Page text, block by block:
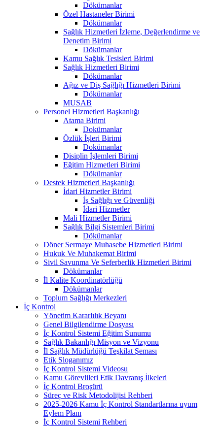
Dökümanlar
Özel Hastaneler Birimi
Dökümanlar
Sağlık Hizmetleri İzleme, Değerlendirme ve
Denetim Birimi
Dökümanlar
Kamu Sağlık Tesisleri Birimi
Sağlık Hizmetleri Birimi
Dökümanlar
Ağız ve Diş Sağlığı Hizmetleri Birimi
Dökümanlar
MUSAB
Personel Hizmetleri Başkanlığı
Atama Birimi
Dokümanlar
Özlük İşleri Birimi
Dokümanlar
Disiplin İşlemleri Birimi
Eğitim Hizmetleri Birimi
Dökümanlar
Destek Hizmetleri Başkanlığı
İdari Hizmetler Birimi
İş Sağlığı ve Güvenliği
İdari Hizmetler
Mali Hizmetler Birimi
Sağlık Bilgi Sistemleri Birimi
Dökümanlar
Döner Sermaye Muhasebe Hizmetleri Birimi
Hukuk Ve Muhakemat Birimi
Sivil Savunma Ve Seferberlik Hizmetleri Birimi
Dökümanlar
İl Kalite Koordinatörlüğü
Dökümanlar
Toplum Sağlığı Merkezleri
İç Kontrol
Yönetim Kararlılık Beyanı
Genel Bilgilendirme Dosyası
İç Kontrol Sistemi Eğitim Sunumu
Sağlık Bakanlığı Misyon ve Vizyonu
İl Sağlık Müdürlüğü Teşkilat Şeması
Etik Sloganımız
İç Kontrol Sistemi Videosu
Kamu Görevlileri Etik Davranış İlkeleri
İç Kontrol Broşürü
Süreç ve Risk Metodolijisi Rehberi
2025-2026 Kamu İç Kontrol Standartlarına uyum
Eylem Planı
İç Kontrol Sistemi Rehberi